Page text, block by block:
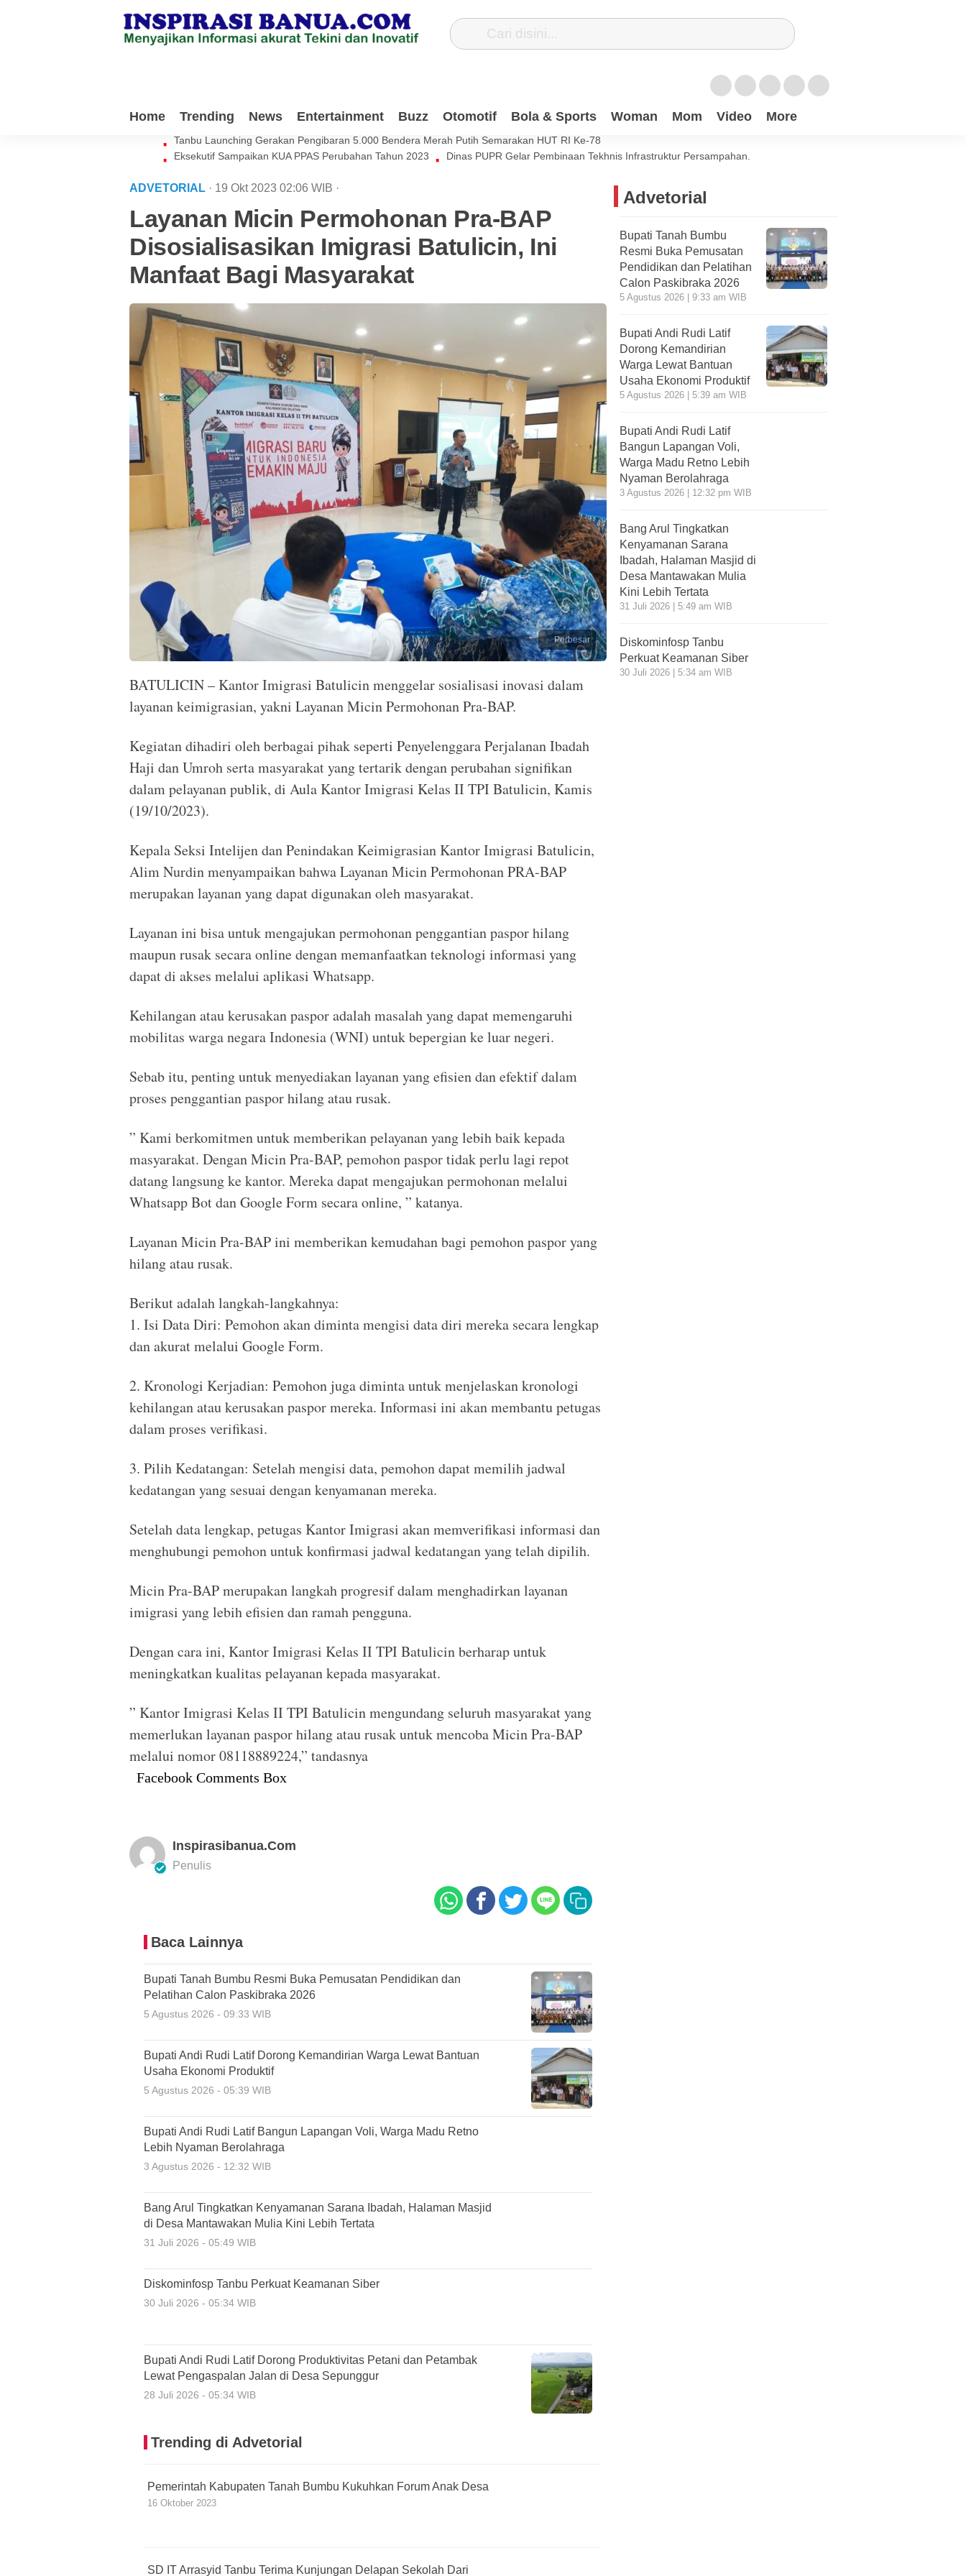
Home Trending News Entertainment Buzz Otomotif Bola & Sports Woman Mom Video More
Waket DPRD Tanbu Sebut Generasi Muda Harus Ikut Berkontribusi Untuk Negeri
Tanbu Launching Gerakan Pengibaran 5.000 Bendera Merah Putih Semarakan HUT RI Ke-78
Eksekutif Sampaikan KUA PPAS Perubahan Tahun 2023
Dinas PUPR Gelar Pembinaan Tekhnis Infrastruktur Persampahan.
ADVETORIAL · 19 Okt 2023 02:06 WIB ·
Layanan Micin Permohonan Pra-BAP
Disosialisasikan Imigrasi Batulicin, Ini
Manfaat Bagi Masyarakat
Perbesar
BATULICIN – Kantor Imigrasi Batulicin menggelar sosialisasi inovasi dalam
layanan keimigrasian, yakni Layanan Micin Permohonan Pra-BAP.
Kegiatan dihadiri oleh berbagai pihak seperti Penyelenggara Perjalanan Ibadah
Haji dan Umroh serta masyarakat yang tertarik dengan perubahan signifikan
dalam pelayanan publik, di Aula Kantor Imigrasi Kelas II TPI Batulicin, Kamis
(19/10/2023).
Kepala Seksi Intelijen dan Penindakan Keimigrasian Kantor Imigrasi Batulicin,
Alim Nurdin menyampaikan bahwa Layanan Micin Permohonan PRA-BAP
merupakan layanan yang dapat digunakan oleh masyarakat.
Layanan ini bisa untuk mengajukan permohonan penggantian paspor hilang
maupun rusak secara online dengan memanfaatkan teknologi informasi yang
dapat di akses melalui aplikasi Whatsapp.
Kehilangan atau kerusakan paspor adalah masalah yang dapat memengaruhi
mobilitas warga negara Indonesia (WNI) untuk bepergian ke luar negeri.
Sebab itu, penting untuk menyediakan layanan yang efisien dan efektif dalam
proses penggantian paspor hilang atau rusak.
” Kami berkomitmen untuk memberikan pelayanan yang lebih baik kepada
masyarakat. Dengan Micin Pra-BAP, pemohon paspor tidak perlu lagi repot
datang langsung ke kantor. Mereka dapat mengajukan permohonan melalui
Whatsapp Bot dan Google Form secara online, ” katanya.
Layanan Micin Pra-BAP ini memberikan kemudahan bagi pemohon paspor yang
hilang atau rusak.
Berikut adalah langkah-langkahnya:
1. Isi Data Diri: Pemohon akan diminta mengisi data diri mereka secara lengkap
dan akurat melalui Google Form.
2. Kronologi Kerjadian: Pemohon juga diminta untuk menjelaskan kronologi
kehilangan atau kerusakan paspor mereka. Informasi ini akan membantu petugas
dalam proses verifikasi.
3. Pilih Kedatangan: Setelah mengisi data, pemohon dapat memilih jadwal
kedatangan yang sesuai dengan kenyamanan mereka.
Setelah data lengkap, petugas Kantor Imigrasi akan memverifikasi informasi dan
menghubungi pemohon untuk konfirmasi jadwal kedatangan yang telah dipilih.
Micin Pra-BAP merupakan langkah progresif dalam menghadirkan layanan
imigrasi yang lebih efisien dan ramah pengguna.
Dengan cara ini, Kantor Imigrasi Kelas II TPI Batulicin berharap untuk
meningkatkan kualitas pelayanan kepada masyarakat.
” Kantor Imigrasi Kelas II TPI Batulicin mengundang seluruh masyarakat yang
memerlukan layanan paspor hilang atau rusak untuk mencoba Micin Pra-BAP
melalui nomor 08118889224,” tandasnya
Facebook Comments Box
Inspirasibanua.com
Penulis
Baca Lainnya
Bupati Tanah Bumbu Resmi Buka Pemusatan Pendidikan dan
Pelatihan Calon Paskibraka 2026
5 Agustus 2026 - 09:33 WIB
Bupati Andi Rudi Latif Dorong Kemandirian Warga Lewat Bantuan
Usaha Ekonomi Produktif
5 Agustus 2026 - 05:39 WIB
Bupati Andi Rudi Latif Bangun Lapangan Voli, Warga Madu Retno
Lebih Nyaman Berolahraga
3 Agustus 2026 - 12:32 WIB
Bang Arul Tingkatkan Kenyamanan Sarana Ibadah, Halaman Masjid
di Desa Mantawakan Mulia Kini Lebih Tertata
31 Juli 2026 - 05:49 WIB
Diskominfosp Tanbu Perkuat Keamanan Siber
30 Juli 2026 - 05:34 WIB
Bupati Andi Rudi Latif Dorong Produktivitas Petani dan Petambak
Lewat Pengaspalan Jalan di Desa Sepunggur
28 Juli 2026 - 05:34 WIB
Trending di Advetorial
Pemerintah Kabupaten Tanah Bumbu Kukuhkan Forum Anak Desa
16 Oktober 2023
SD IT Arrasyid Tanbu Terima Kunjungan Delapan Sekolah Dari
Advetorial
Bupati Tanah Bumbu
Resmi Buka Pemusatan
Pendidikan dan Pelatihan
Calon Paskibraka 2026
5 Agustus 2026 | 9:33 am WIB
Bupati Andi Rudi Latif
Dorong Kemandirian
Warga Lewat Bantuan
Usaha Ekonomi Produktif
5 Agustus 2026 | 5:39 am WIB
Bupati Andi Rudi Latif
Bangun Lapangan Voli,
Warga Madu Retno Lebih
Nyaman Berolahraga
3 Agustus 2026 | 12:32 pm WIB
Bang Arul Tingkatkan
Kenyamanan Sarana
Ibadah, Halaman Masjid di
Desa Mantawakan Mulia
Kini Lebih Tertata
31 Juli 2026 | 5:49 am WIB
Diskominfosp Tanbu
Perkuat Keamanan Siber
30 Juli 2026 | 5:34 am WIB